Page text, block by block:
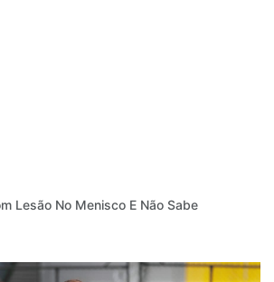
Lesão No Menisco E Não Sabe